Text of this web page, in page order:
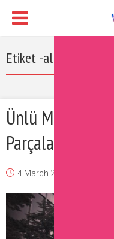
Etiket -alışveriş siteleri
Ünlü Markaların
Parçalarından
4 March 2017